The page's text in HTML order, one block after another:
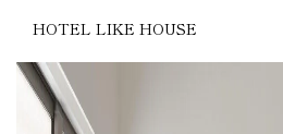
HOTEL LIKE HOUSE